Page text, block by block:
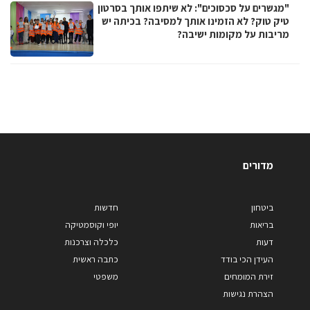
"מגשרים על סכסוכים": לא שיתפו אותך בסרטון
טיק טוק? לא הזמינו אותך למסיבה? בכיתה יש
מריבות על מקומות ישיבה?
מדורים
ביטחון
בריאות
דעות
העידן הכי בודד
זירת המומחים
הצהרת נגישות
חדשות
יופי וקוסמטיקה
כלכלה וצרכנות
כתבה ראשית
משפטי